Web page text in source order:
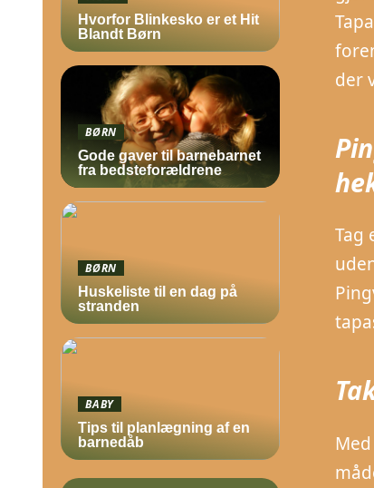
der
Tag
Hvorfor Blinkesko er et Hit
Blandt Børn
BØRN
Gode gaver til barnebarnet
fra bedsteforældrene
BØRN
Huskeliste til en dag på
stranden
BABY
Tips til planlægning af en
barnedåb